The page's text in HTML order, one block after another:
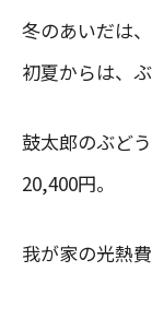
冬のあいだは
初夏からは、
鼓太郎のぶど
20,400円。
我が家の光熱